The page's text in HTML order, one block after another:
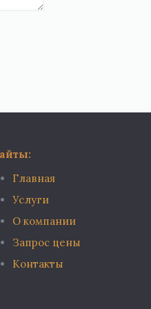
Главная
Услуги
О компании
Запрос цены
Контакты